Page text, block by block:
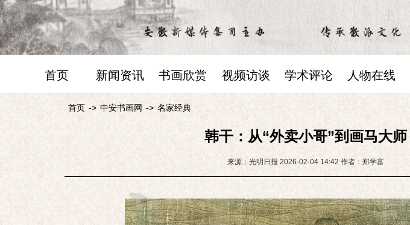
首页 新闻资讯 书画欣赏 视频访谈 学术评论 人物在线
首页 -> 中安书画网 -> 名家经典
韩干：从“外卖小哥”到画马大师
来源：光明日报 2026-02-04 14:42 作者：郑学富